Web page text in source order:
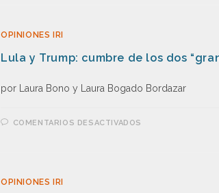
OPINIONES IRI
Lula y Trump: cumbre de los dos
por Laura Bono y Laura Bogado Bordazar
COMENTARIOS DESACTIVADOS
OPINIONES IRI